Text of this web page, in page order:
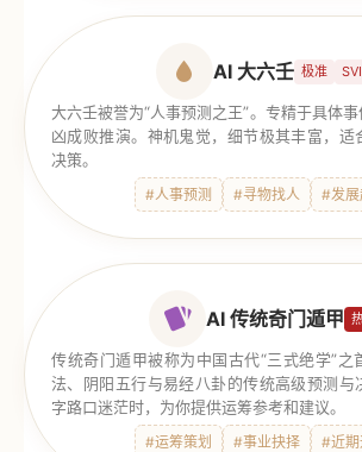
AI 大六壬 极准
大六壬被誉为“人事预测之王”。专精于具体
凶成败推演。神机鬼觉，细节极其丰富，适
决策。
#人事预测 #寻物找人 #发
AI 传统奇门遁甲
传统奇门遁甲被称为中国古代“三式绝学”之
法、阴阳五行与易经八卦的传统高级预测与
字路口迷茫时，为你提供运筹参考和建议。
#运筹策划 #事业抉择 #近